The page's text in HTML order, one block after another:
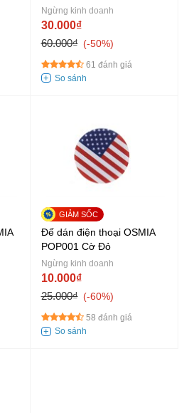
xanh
Ngừng kinh doanh
30.000₫
60.000₫
-50%
61 đánh giá
Đế dán điện thoại OSMIA
POP001 Cờ Đỏ
Ngừng kinh doanh
10.000₫
25.000₫
-60%
58 đánh giá